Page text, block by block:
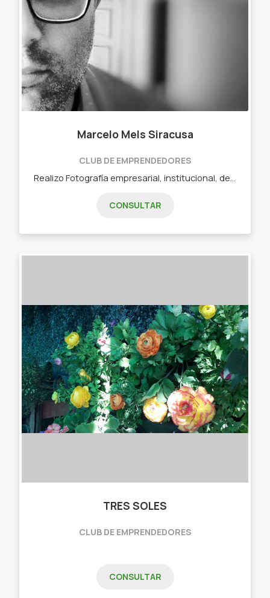
Marcelo Mels Siracusa
CLUB DE EMPRENDEDORES
CONSULTAR
TRES SOLES
CLUB DE EMPRENDEDORES
CONSULTAR